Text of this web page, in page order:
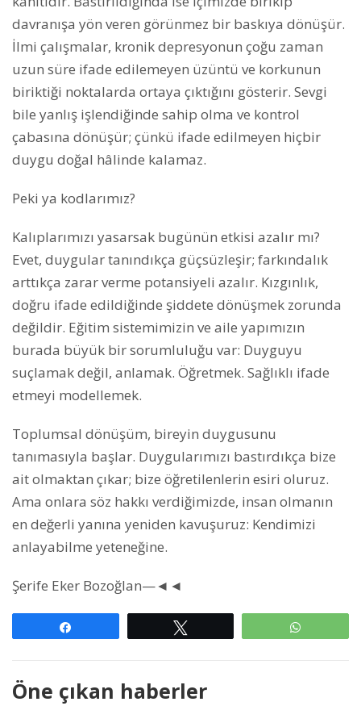
davranışa yön veren görünmez bir baskıya dönüşür.
İlmi çalışmalar, kronik depresyonun çoğu zaman
uzun süre ifade edilemeyen üzüntü ve korkunun
biriktiği noktalarda ortaya çıktığını gösterir. Sevgi
bile yanlış işlendiğinde sahip olma ve kontrol
çabasına dönüşür; çünkü ifade edilmeyen hiçbir
duygu doğal hâlinde kalamaz.
Peki ya kodlarımız?
Kalıplarımızı yasarsak bugünün etkisi azalır mı?
Evet, duygular tanındıkça güçsüzleşir; farkındalık
arttıkça zarar verme potansiyeli azalır. Kızgınlık,
doğru ifade edildiğinde şiddete dönüşmek zorunda
değildir. Eğitim sistemimizin ve aile yapımızın
burada büyük bir sorumluluğu var: Duyguyu
suçlamak değil, anlamak. Öğretmek. Sağlıklı ifade
etmeyi modellemek.
Toplumsal dönüşüm, bireyin duygusunu
tanımasıyla başlar. Duygularımızı bastırdıkça bize
ait olmaktan çıkar; bize öğretilenlerin esiri oluruz.
Ama onlara söz hakkı verdiğimizde, insan olmanın
en değerli yanına yeniden kavuşuruz: Kendimizi
anlayabilme yeteneğine.
Şerife Eker Bozoğlan—◄◄
Öne çıkan haberler